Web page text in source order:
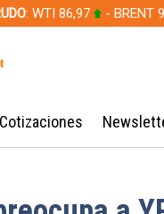
: WTI 86,97 - BRENT
Cotizaciones